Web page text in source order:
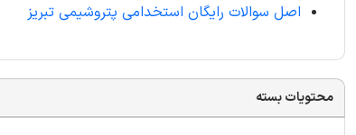
اصل سوالات رایگان استخدامی پتروشیمی تبریز
محتویات بسته